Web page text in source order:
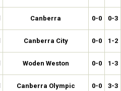
Canberra 0-0 0-3
Canberra City 0-0 1-2
Woden Weston 0-0 1-3
Canberra Olympic 0-0 3-3